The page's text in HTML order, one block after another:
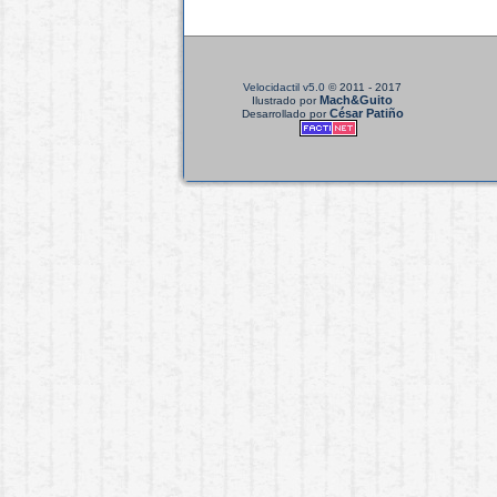
Velocidactil v5.0 © 2011 - 2017
Ilustrado porMach&Guito
Desarrollado porCésar Patiño